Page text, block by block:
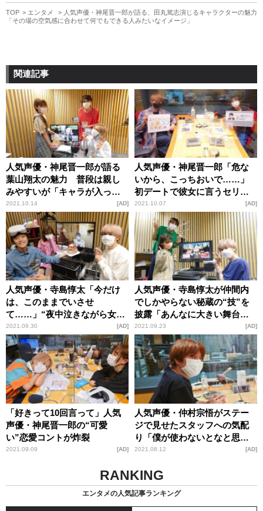
TOP エンタメ
人気声優・神尾晋一郎が語る、田丸篤志演じるキャラクターの魅力
「その場の空気感に合わせて何でもできる人みたいなイメージ」
関連記事
人気声優・神尾晋一郎が語る
葉山翔太の魅力 普段は親し
みやすいが「キャラが入った
瞬間に炸裂する」
2021.10.14 AD
人気声優・神尾晋一郎「危な
いから、こっちおいで……」
初デートで彼女に言うセリフ
をイケボで披露
2021.10.07 AD
人気声優・寺島惇太「今だけ
は、このままでいさせ
て……」“夜中泣きながら女性
宅にやってくる妄想”でイケボ
を披露
2021.09.30 AD
人気声優・寺島惇太が仲間内
でしかやらない秘蔵の“技”を
披露「あんなに大きい舞台で
やってはいけないはずなんで
すけど（笑）」
2021.09.23 AD
「好きって10回言って」人気
声優・神尾晋一郎の“可愛
い”恋愛コントが炸裂
2021.09.09 AD
人気声優・仲村宗悟がステー
ジで見せたスタッフへの気配
り「僕が使わないとなと思っ
て」
2021.08.12 AD
RANKING
エンタメの人気記事ランキング